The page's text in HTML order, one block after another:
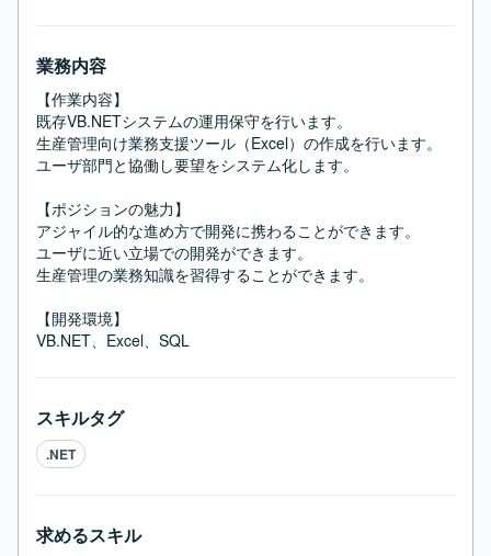
業務内容
【作業内容】
既存VB.NETシステムの運用保守を行います。
生産管理向け業務支援ツール（Excel）の作成を行います。
ユーザ部門と協働し要望をシステム化します。
【ポジションの魅力】
アジャイル的な進め方で開発に携わることができます。
ユーザに近い立場での開発ができます。
生産管理の業務知識を習得することができます。
【開発環境】
VB.NET、Excel、SQL
スキルタグ
.NET
求めるスキル